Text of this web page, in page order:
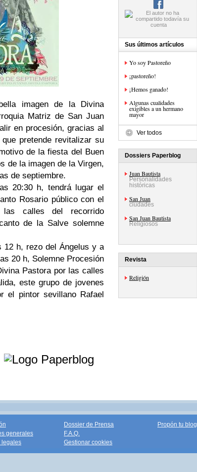
imagen de la Divina
Matriz de San Juan
en procesión, gracias al
pretende revitalizar su
de la fiesta del Buen
de la imagen de la Virgen,
de septiembre.
20:30 h, tendrá lugar el
Rosario público con el
calles del recorrido
de la Salve solemne
12 h, rezo del Ángelus y a
20 h, Solemne Procesión
Pastora por las calles
este grupo de jovenes
el pintor sevillano Rafael
Sus últimos artículos
Yo soy Pastoreño
¡pastoreño!
¡Hemos ganado!
Algunas cualidades
exigibles a un hermano
mayor
Ver todos
Dossiers Paperblog
Juan Bautista
Personalidades
históricas
San Juan
ciudades
San Juan Bautista
Religiosos
Revista
Religión
generales
legales
Dossier de Prensa
F.A.Q.
Gestionar cookies
Propón tu blog